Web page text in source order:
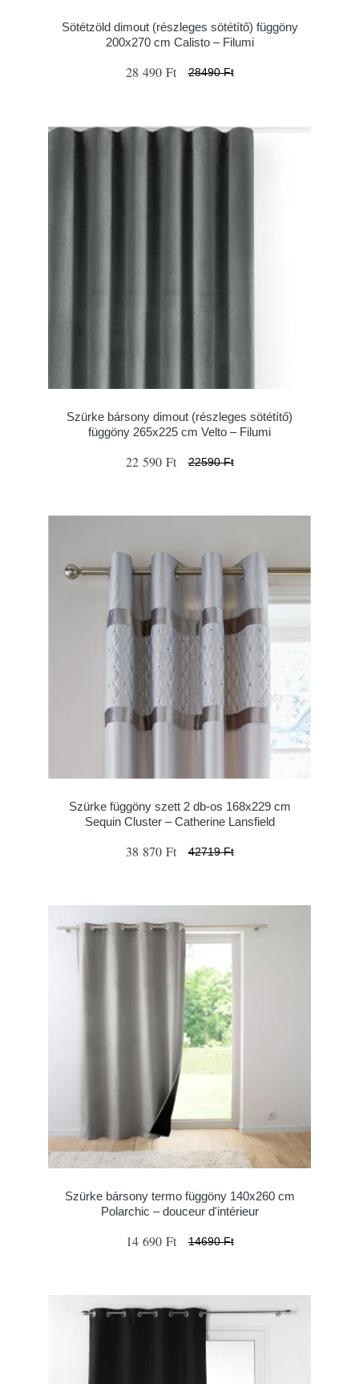
Sötétzöld dimout (részleges sötétítő) függöny
200x270 cm Calisto – Filumi
28 490 Ft 28490 Ft
Szürke bársony dimout (részleges sötétítő)
függöny 265x225 cm Velto – Filumi
22 590 Ft 22590 Ft
Szürke függöny szett 2 db-os 168x229 cm
Sequin Cluster – Catherine Lansfield
38 870 Ft 42719 Ft
Szürke bársony termo függöny 140x260 cm
Polarchic – douceur d'intérieur
14 690 Ft 14690 Ft